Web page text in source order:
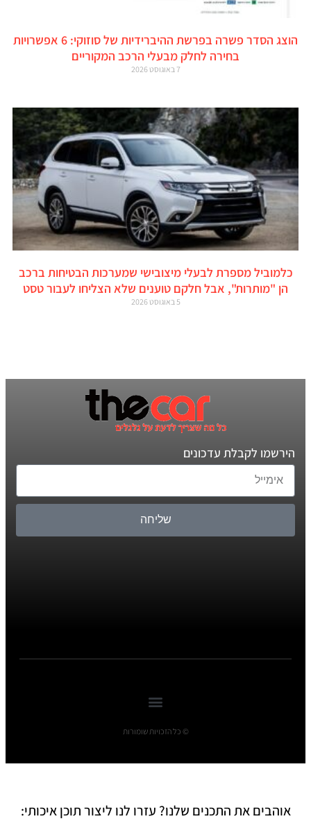
הוצג הסדר פשרה בפרשת ההיברידיות של סוזוקי: 6 אפשרויות
בחירה לחלק מבעלי הרכב המקוריים
7 באוגוסט 2026
כלמוביל מספרת לבעלי מיצובישי שמערכות הבטיחות ברכב
הן "מותרות", אבל חלקם טוענים שלא הצליחו לעבור טסט
5 באוגוסט 2026
הירשמו לקבלת עדכונים
שליחה
© כל הזכויות שומורות
אוהבים את התכנים שלנו? עזרו לנו ליצור תוכן איכותי: